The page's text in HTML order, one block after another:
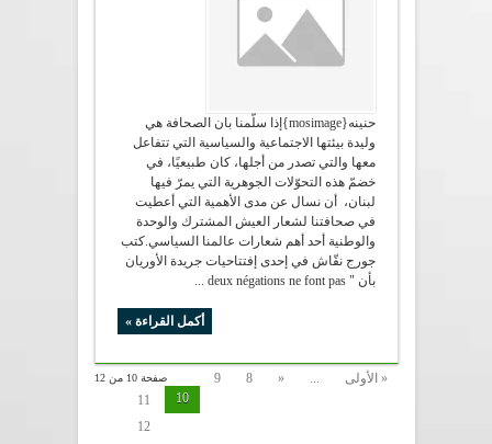
حنينه{mosimage}إذا سلّمنا بان الصحافة هي
وليدة بيئتها الاجتماعية والسياسية التي تتفاعل
معها والتي تصدر من أجلها، كان طبيعيًا، في
خضمّ هذه التحوّلات الجوهرية التي يمرّ فيها
لبنان، أن نسال عن مدى الأهمية التي أعطيت
في صحافتنا لشعار العيش المشترك والوحدة
والوطنية أحد أهم شعارات عالمنا السياسي.كتب
جورج نقّاش في إحدى إفتتاحيات جريدة الأوريان
بأن " deux négations ne font pas ...
أكمل القراءة »
صفحة 10 من 12 « الأولى ...
«
8
9
10
11
12